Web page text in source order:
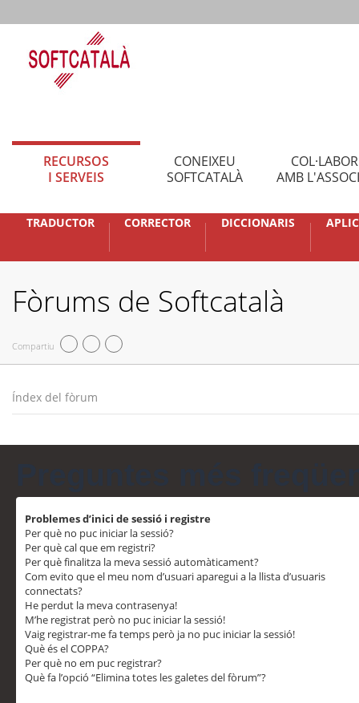
RECURSOS
I SERVEIS
CONEIXEU
SOFTCATALÀ
AMB
TRADUCTOR CORRECTOR DICCIONARIS
Fòrums de Softcatalà
Compartiu
Índex del fòrum
Problemes d’inici de sessió i registre
Per què no puc iniciar la sessió?
Per què cal que em registri?
Per què finalitza la meva sessió automàticament?
Com evito que el meu nom d’usuari aparegui a la llista d’usuaris
connectats?
He perdut la meva contrasenya!
M’he registrat però no puc iniciar la sessió!
Vaig registrar-me fa temps però ja no puc iniciar la sessió!
Què és el COPPA?
Per què no em puc registrar?
Què fa l’opció “Elimina totes les galetes del fòrum”?